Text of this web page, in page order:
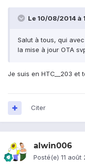
Le 10/08/2014 à
Salut à tous, qui
la mise à jour OTA
Je suis en HTC__203 et
Citer
alwin006
Posté(e) 11 août